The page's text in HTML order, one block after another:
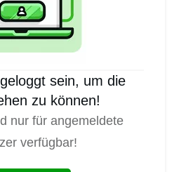
sein, um die
zu können!
nur für angemeldete
verfügbar!